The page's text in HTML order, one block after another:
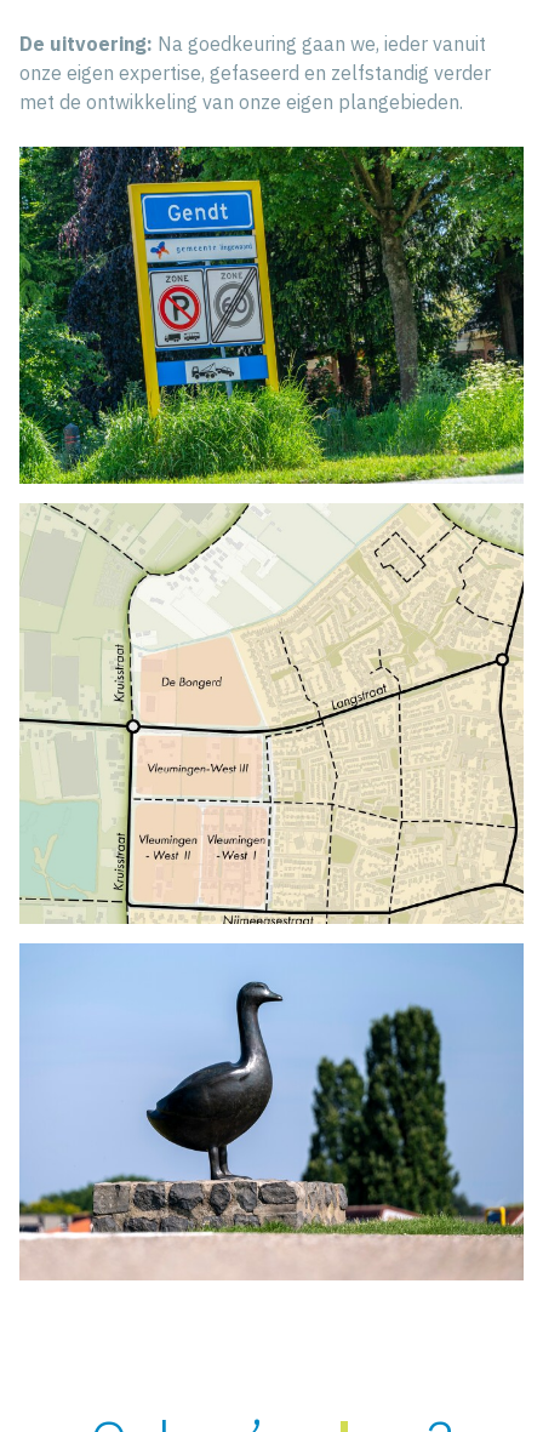
De uitvoering: Na goedkeuring gaan we, ieder vanuit
onze eigen expertise, gefaseerd en zelfstandig verder
met de ontwikkeling van onze eigen plangebieden.